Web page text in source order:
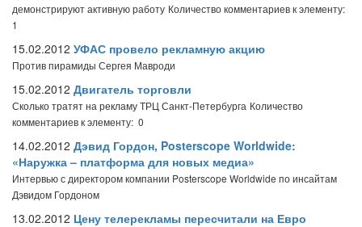
демонстрируют активную работу Количество комментариев к элементу:
1
15.02.2012 УФАС провело рекламную акцию
Против пирамиды Сергея Мавроди
15.02.2012 Двигатель торговли
Сколько тратят на рекламу ТРЦ Санкт-Петербурга Количество
комментариев к элементу: 0
14.02.2012 Дэвид Гордон, Posterscope Worldwide:
«Наружка – платформа для новых медиа»
Интервью с директором компании Posterscope Worldwide по инсайтам
Дэвидом Гордоном
13.02.2012 Цену телерекламы пересчитали на Евро